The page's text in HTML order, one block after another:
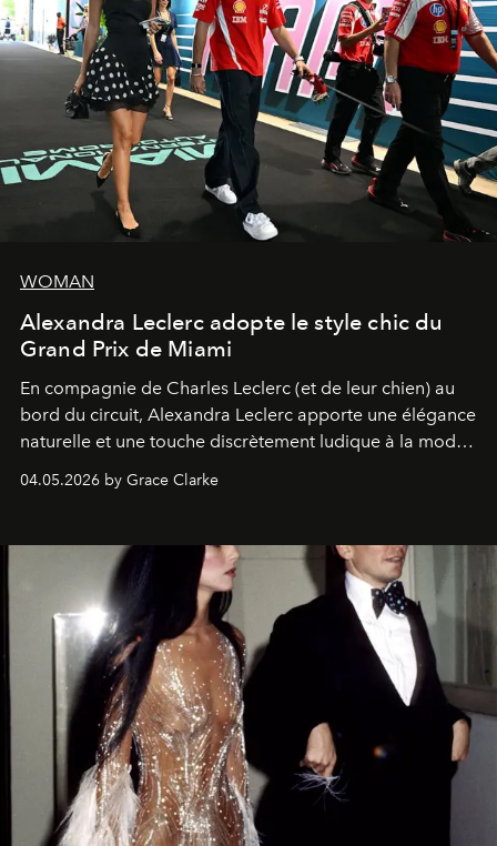
WOMAN
Alexandra Leclerc adopte le style chic du
Grand Prix de Miami
En compagnie de Charles Leclerc (et de leur chien) au
bord du circuit, Alexandra Leclerc apporte une élégance
naturelle et une touche discrètement ludique à la mode
de la Formule 1.
04.05.2026 by Grace Clarke